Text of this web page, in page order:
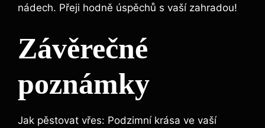
nádech. Přeji hodně úspěchů s vaší zahradou!
Závěrečné
poznámky
Jak pěstovat vřes: Podzimní krása ve vaší